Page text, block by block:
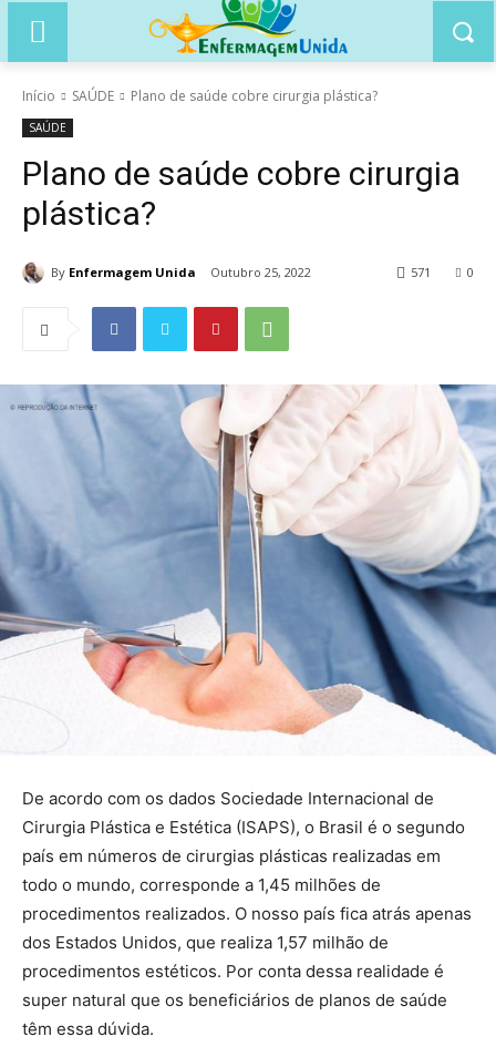
Início SAÚDE Plano de saúde cobre cirurgia plástica?
SAÚDE
Plano de saúde cobre cirurgia
plástica?
By Enfermagem Unida Outubro 25, 2022 0
571
De acordo com os dados Sociedade Internacional de
Cirurgia Plástica e Estética (ISAPS), o Brasil é o segundo
país em números de cirurgias plásticas realizadas em
todo o mundo, corresponde a 1,45 milhões de
procedimentos realizados. O nosso país fica atrás apenas
dos Estados Unidos, que realiza 1,57 milhão de
procedimentos estéticos. Por conta dessa realidade é
super natural que os beneficiários de planos de saúde
têm essa dúvida.